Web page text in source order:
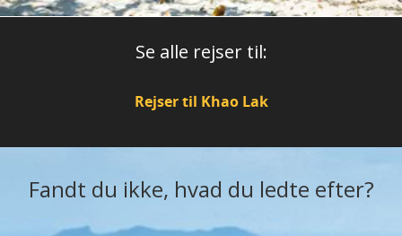
Se alle rejser til:
Rejser til Khao Lak
Fandt du ikke, hvad du ledte efter?